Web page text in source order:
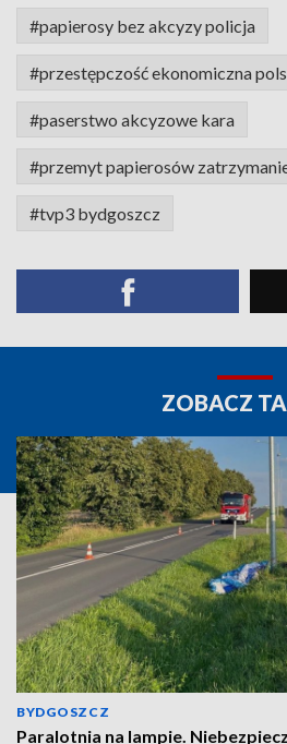
#papierosy bez akcyzy policja
#przestępczość ekonomiczna
#paserstwo akcyzowe kara
#przemyt papierosów
#tvp3 bydgoszcz
ZOBACZ
BYDGOSZCZ
Paralotnia na lampie.